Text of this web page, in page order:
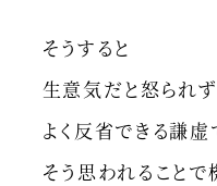
そうすると
生意気だと怒られず
よく反省できる謙虚
そう思われることで